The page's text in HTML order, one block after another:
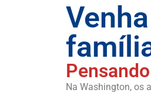
Na Washington, os